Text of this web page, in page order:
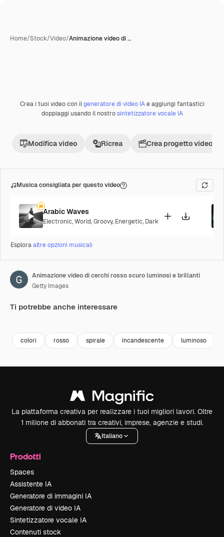
Home/Stock/Video/Animazione video di …
Premium
Crea i tuoi video con ilgeneratore di video IAe aggiungi fantastici
doppiaggi usando il nostrosintetizzatore vocale IA
Modifica video Ricrea Crea progetto video
Musica consigliata per questo video
Arabic Waves
Electronic,World,Groovy, Energetic, Dark
Esploraaltre opzioni musicali
Animazione video di cerchi rosso scuro luminosi e brillanti
Getty Images
Ti potrebbe anche interessare
colori rosso spirale incandescente luminoso
La piattaforma creativa per realizzare i tuoi migliori lavori. Oltre
1 milione di abbonati tra creativi, imprese, agenzie e studi.
Italiano
Prodotti
Spaces
Assistente IA
Generatore di immagini IA
Generatore di video IA
Sintetizzatore vocale IA
Contenuti stock